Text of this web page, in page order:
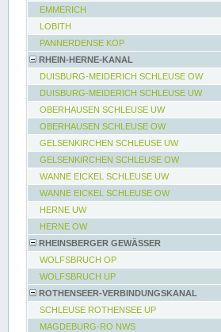
EMMERICH
LOBITH
PANNERDENSE KOP
RHEIN-HERNE-KANAL
DUISBURG-MEIDERICH SCHLEUSE OW
DUISBURG-MEIDERICH SCHLEUSE UW
OBERHAUSEN SCHLEUSE UW
OBERHAUSEN SCHLEUSE OW
GELSENKIRCHEN SCHLEUSE UW
GELSENKIRCHEN SCHLEUSE OW
WANNE EICKEL SCHLEUSE UW
WANNE EICKEL SCHLEUSE OW
HERNE UW
HERNE OW
RHEINSBERGER GEWÄSSER
WOLFSBRUCH OP
WOLFSBRUCH UP
ROTHENSEER-VERBINDUNGSKANAL
SCHLEUSE ROTHENSEE UP
MAGDEBURG-RO NWS